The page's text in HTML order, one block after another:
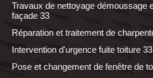
Travaux de nettoyage démoussage
façade 33
Réparation et traitement de
Intervention d'urgence fuite toiture 33
Pose et changement de fenêtre de